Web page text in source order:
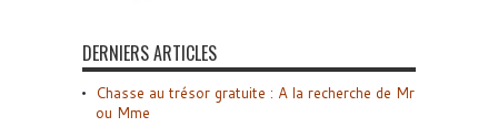
DERNIERS ARTICLES
Chasse au trésor gratuite : A la recherche de Mr
ou Mme